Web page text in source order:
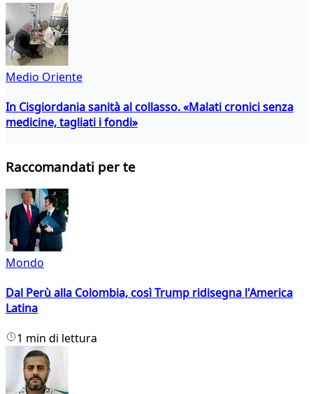
Medio Oriente
In Cisgiordania sanità al collasso. «Malati cronici senza
medicine, tagliati i fondi»
Raccomandati per te
Mondo
Dal Perù alla Colombia, così Trump ridisegna l'America
Latina
1 min di lettura